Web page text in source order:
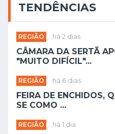
TENDÊNCIAS
REGIÃO há 2 dias
CÂMARA DA SERTÃ
"MUITO DIFÍCIL"...
REGIÃO há 6 dias
FEIRA DE ENCHIDOS,
SE COMO ...
REGIÃO há 1 dia